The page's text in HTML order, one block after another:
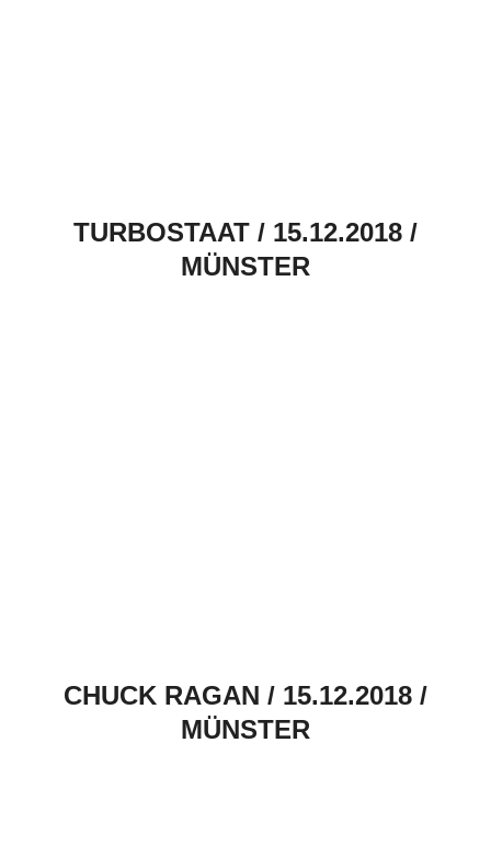
TURBOSTAAT / 15.12.2018 /
MÜNSTER
CHUCK RAGAN / 15.12.2018 /
MÜNSTER